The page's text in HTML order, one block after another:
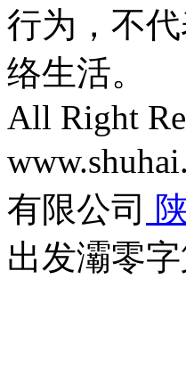
行为，不
络生活。
All Right
有限公司
出发灞零